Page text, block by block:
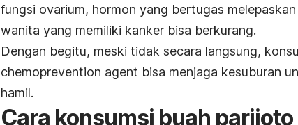
fungsi ovarium, hormon yang bertugas
wanita yang memiliki kanker bisa berkurang.
Dengan begitu, meski tidak secara langsung,
chemoprevention agent bisa menjaga kesuburan
hamil.
Cara konsumsi buah